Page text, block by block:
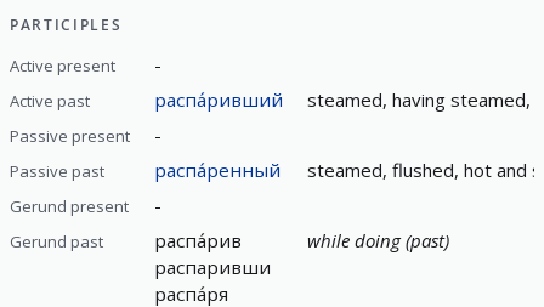
PARTICIPLES
Active present -
Active past распа́ривший steamed, having steamed,
Passive present -
Passive past распа́ренный steamed, flushed, hot and
Gerund present -
Gerund past
распа́рив
распаривши
распа́ря
while doing (past)